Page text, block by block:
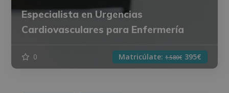
Especialista en Urgencias
Cardiovasculares para Enfermería
0 Matricúlate: 1.580€ 395€